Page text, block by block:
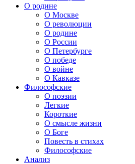
О родине
О Москве
О революции
О родине
О России
О Петербурге
О победе
О войне
О Кавказе
Философские
О поэзии
Легкие
Короткие
О смысле жизни
О Боге
Повесть в стихах
Философские
Анализ